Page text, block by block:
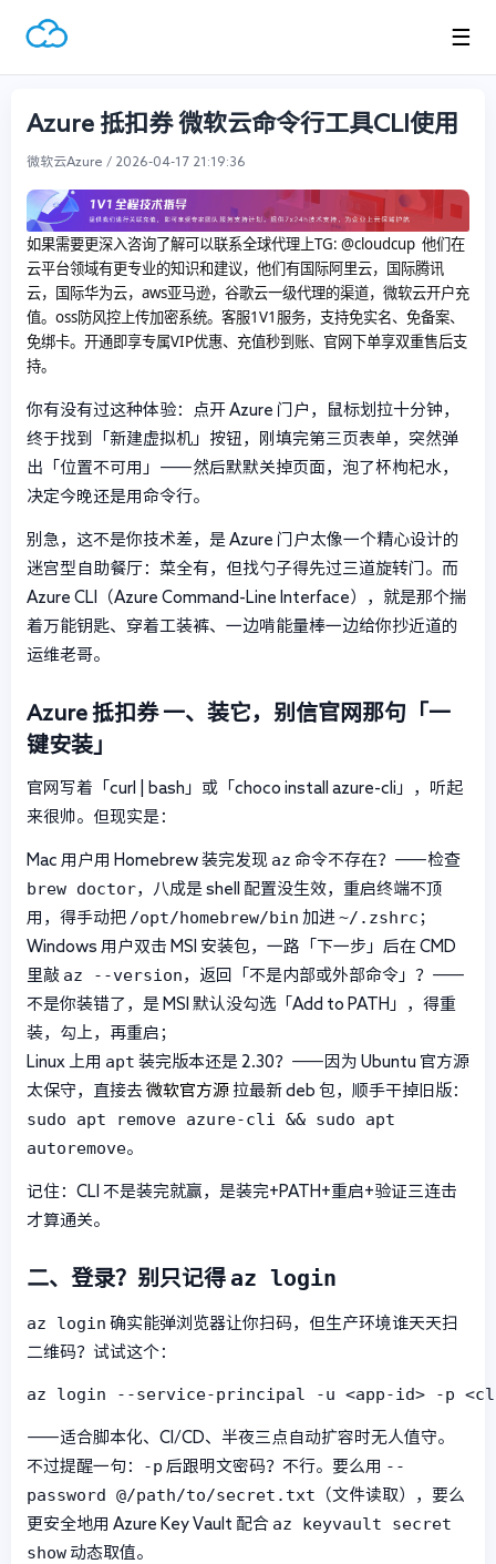
☰
Azure 抵扣券 微软云命令行工具CLI使用
微软云Azure / 2026-04-17 21:19:36
如果需要更深入咨询了解可以联系全球代理上TG: @cloudcup 他们在
云平台领域有更专业的知识和建议，他们有国际阿里云，国际腾讯
云，国际华为云，aws亚马逊，谷歌云一级代理的渠道，微软云开户充
值。oss防风控上传加密系统。客服1V1服务，支持免实名、免备案、
免绑卡。开通即享专属VIP优惠、充值秒到账、官网下单享双重售后支
持。
你有没有过这种体验：点开 Azure 门户，鼠标划拉十分钟，
终于找到「新建虚拟机」按钮，刚填完第三页表单，突然弹
出「位置不可用」——然后默默关掉页面，泡了杯枸杞水，
决定今晚还是用命令行。
别急，这不是你技术差，是 Azure 门户太像一个精心设计的
迷宫型自助餐厅：菜全有，但找勺子得先过三道旋转门。而
Azure CLI（Azure Command-Line Interface），就是那个揣
着万能钥匙、穿着工装裤、一边啃能量棒一边给你抄近道的
运维老哥。
Azure 抵扣券一、装它，别信官网那句「一
键安装」
官网写着「curl | bash」或「choco install azure-cli」，听起
来很帅。但现实是：
Mac 用户用 Homebrew 装完发现 az 命令不存在？——检查
brew doctor，八成是 shell 配置没生效，重启终端不顶
用，得手动把 /opt/homebrew/bin 加进 ~/.zshrc ；
Windows 用户双击 MSI 安装包，一路「下一步」后在 CMD
里敲 az --version ，返回「不是内部或外部命令」？——
不是你装错了，是 MSI 默认没勾选「Add to PATH」，得重
装，勾上，再重启；
Linux 上用 apt 装完版本还是 2.30？——因为 Ubuntu 官方源
太保守，直接去 微软官方源 拉最新 deb 包，顺手干掉旧版：
sudo apt remove azure-cli && sudo apt
autoremove。
记住：CLI 不是装完就赢，是装完+PATH+重启+验证三连击
才算通关。
二、登录？别只记得 az login
az login 确实能弹浏览器让你扫码，但生产环境谁天天扫
二维码？试试这个：
az login --service-principal -u <app-id> -p
——适合脚本化、CI/CD、半夜三点自动扩容时无人值守。
不过提醒一句：
-p 后跟明文密码？不行。要么用 --
password @/path/to/secret.txt （文件读取），要么
更安全地用 Azure Key Vault 配合 az keyvault secret
show 动态取值。